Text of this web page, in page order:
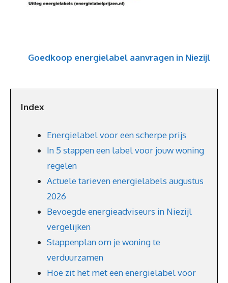
Goedkoop energielabel aanvragen in Niezijl
Index
Energielabel voor een scherpe prijs
In 5 stappen een label voor jouw woning
regelen
Actuele tarieven energielabels augustus
2026
Bevoegde energieadviseurs in Niezijl
vergelijken
Stappenplan om je woning te
verduurzamen
Hoe zit het met een energielabel voor